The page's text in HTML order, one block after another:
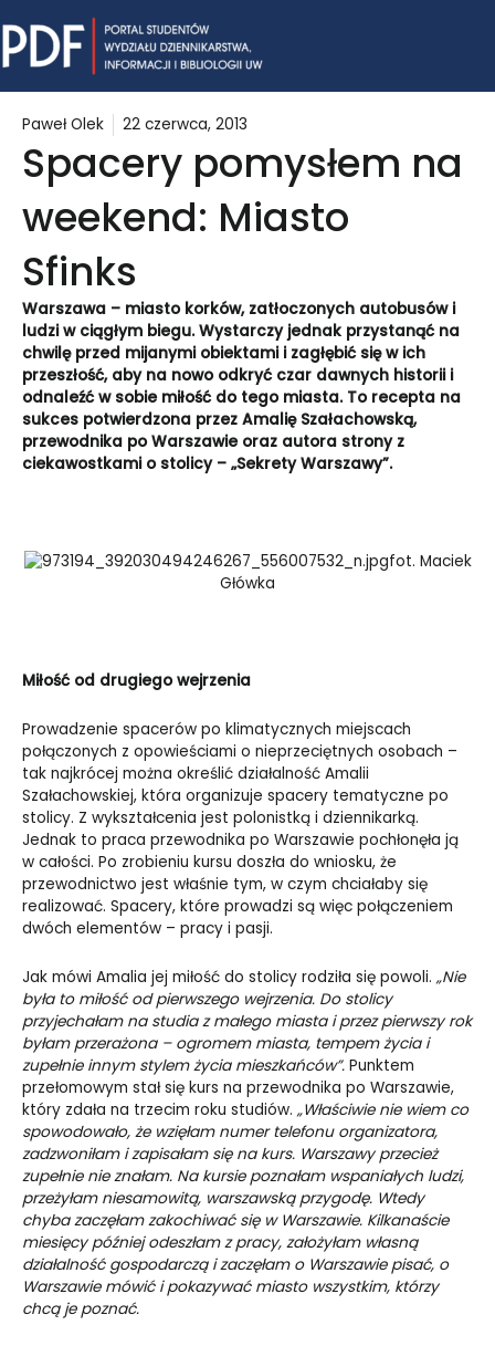
to
content
Paweł Olek 22 czerwca, 2013
Spacery pomysłem na
weekend: Miasto
Sfinks
Warszawa – miasto korków, zatłoczonych autobusów i
ludzi w ciągłym biegu. Wystarczy jednak przystanąć na
chwilę przed mijanymi obiektami i zagłębić się w ich
przeszłość, aby na nowo odkryć czar dawnych historii i
odnaleźć w sobie miłość do tego miasta. To recepta na
sukces potwierdzona przez Amalię Szałachowską,
przewodnika po Warszawie oraz autora strony z
ciekawostkami o stolicy – „Sekrety Warszawy”.
fot. Maciek
Główka
Miłość od drugiego wejrzenia
Prowadzenie spacerów po klimatycznych miejscach
połączonych z opowieściami o nieprzeciętnych osobach –
tak najkrócej można określić działalność Amalii
Szałachowskiej, która organizuje spacery tematyczne po
stolicy. Z wykształcenia jest polonistką i dziennikarką.
Jednak to praca przewodnika po Warszawie pochłonęła ją
w całości. Po zrobieniu kursu doszła do wniosku, że
przewodnictwo jest właśnie tym, w czym chciałaby się
realizować. Spacery, które prowadzi są więc połączeniem
dwóch elementów – pracy i pasji.
Jak mówi Amalia jej miłość do stolicy rodziła się powoli. „Nie
była to miłość od pierwszego wejrzenia. Do stolicy
przyjechałam na studia z małego miasta i przez pierwszy rok
byłam przerażona – ogromem miasta, tempem życia i
zupełnie innym stylem życia mieszkańców”. Punktem
przełomowym stał się kurs na przewodnika po Warszawie,
który zdała na trzecim roku studiów. „Właściwie nie wiem co
spowodowało, że wzięłam numer telefonu organizatora,
zadzwoniłam i zapisałam się na kurs. Warszawy przecież
zupełnie nie znałam. Na kursie poznałam wspaniałych ludzi,
przeżyłam niesamowitą, warszawską przygodę. Wtedy
chyba zaczęłam zakochiwać się w Warszawie. Kilkanaście
miesięcy później odeszłam z pracy, założyłam własną
działalność gospodarczą i zaczęłam o Warszawie pisać, o
Warszawie mówić i pokazywać miasto wszystkim, którzy
chcą je poznać.